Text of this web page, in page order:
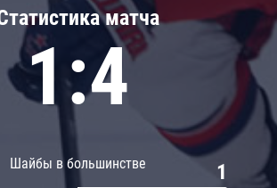
матча
1:4
Шайбы в большинстве 1